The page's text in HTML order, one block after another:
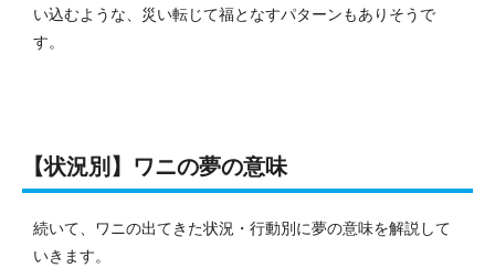
い込むような、災い転じて福となすパターンもありそうで
す。
【状況別】ワニの夢の意味
続いて、ワニの出てきた状況・行動別に夢の意味を解説して
いきます。